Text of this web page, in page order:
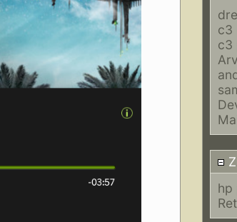
c3
c3
hp